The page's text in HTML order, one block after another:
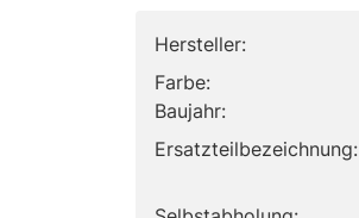
Hersteller:
Farbe:
Baujahr:
Ersatzteilbezeichnung: